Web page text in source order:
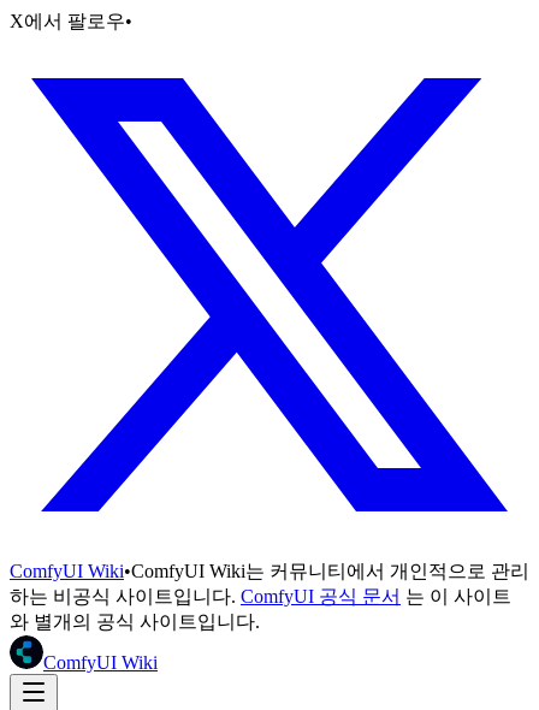
X에서 팔로우•
ComfyUI Wiki•ComfyUI Wiki는 커뮤니티에서 개인적으로 관리
하는 비공식 사이트입니다. ComfyUI 공식 문서 는 이 사이트
와 별개의 공식 사이트입니다.
ComfyUI Wiki